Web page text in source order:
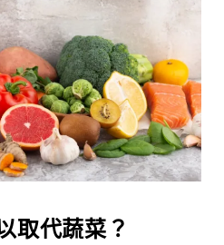
取代蔬菜？